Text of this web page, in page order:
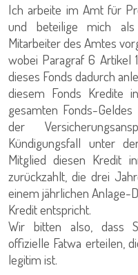
Ich arbeite im Amt für
und beteilige mich
Mitarbeiter des Amtes
wobei Paragraf 6 Artikel
dieses Fonds dadurch
diesem Fonds Kredite
gesamten Fonds-
der
Kündigungsfall unter
Mitglied diesen Kredit
zurückzahlt, die drei
einem jährlichen Anlage-
Kredit entspricht.
Wir bitten also, dass
offizielle Fatwa erteilen,
legitim ist.